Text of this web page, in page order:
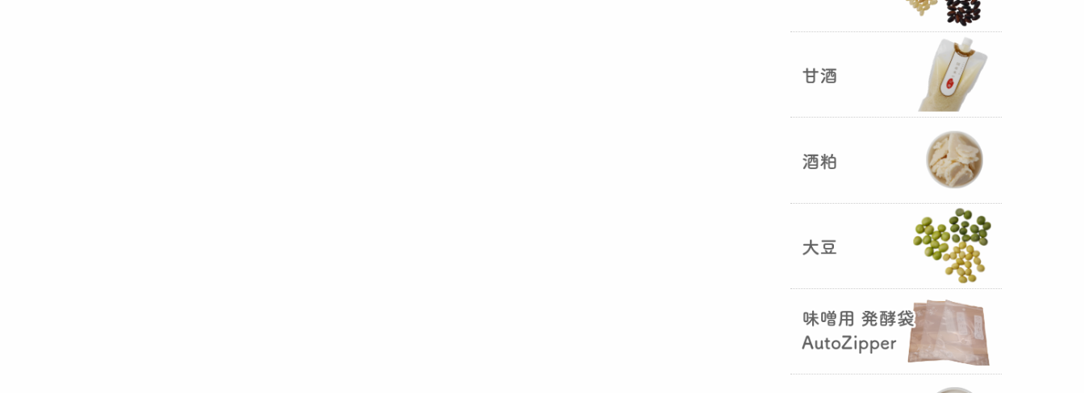
て、当店の生甘酒と合わせフレッ
シュな酸味の効いたさくらんぼ甘
が出来まし
た。
おたまやジャン 辛味噌発売！
5つの素材だけで出来た辛味
おたまやジャ
』が登場しました！そのままで
も、薬味や調味料を足しても利用
できます。
（2025年02月